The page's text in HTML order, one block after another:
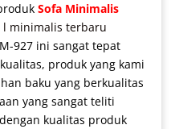
Sofa Minimalis
l minimalis terbaru
927 ini sangat tepat
produk yang kami
baku yang berkualitas
yang sangat teliti
kualitas produk